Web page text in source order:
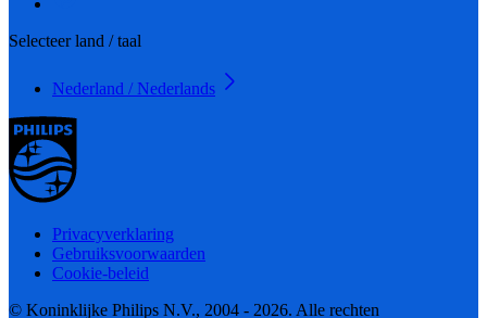
Selecteer land / taal
Nederland / Nederlands
Privacyverklaring
Gebruiksvoorwaarden
Cookie-beleid
© Koninklijke Philips N.V., 2004 - 2026. Alle rechten